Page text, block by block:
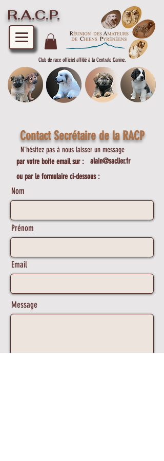
R.A.C.P.
Club de race officiel affilié à la Centrale Canine.
Contact Secrétaire de la RACP
N'hésitez pas à nous laisser un message
par votre boite email sur :
alain@saclier.fr
Nom
Prénom
Email
Message
ou par le formulaire ci-dessous :